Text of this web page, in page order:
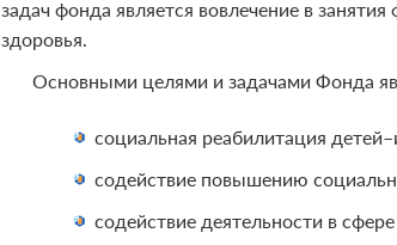
задач фонда является вовлечение в
здоровья.
Основными целями и задачами Фонда
социальная реабилитация
содействие повышению
содействие деятельности в